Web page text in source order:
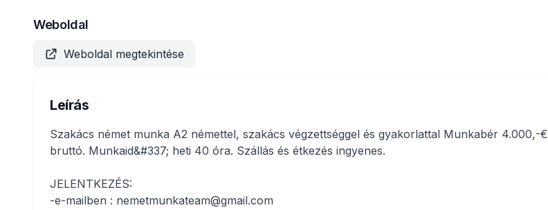
Weboldal
Weboldal megtekintése
Leírás
Szakács német munka A2 némettel, szakács végzettséggel és gyakorlattal Munkabér 4.000,-€
bruttó. Munkaid&#337; heti 40 óra. Szállás és étkezés ingyenes.
JELENTKEZÉS:
-e-mailben : nemetmunkateam@gmail.com